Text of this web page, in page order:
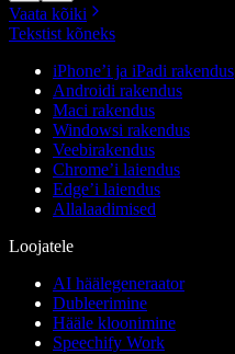
Vaata kõiki
Tekstist kõneks
iPhone’i ja iPadi rakendus
Androidi rakendus
Maci rakendus
Windowsi rakendus
Veebirakendus
Chrome’i laiendus
Edge’i laiendus
Allalaadimised
Loojatele
AI häälegeneraator
Dubleerimine
Hääle kloonimine
Speechify Work